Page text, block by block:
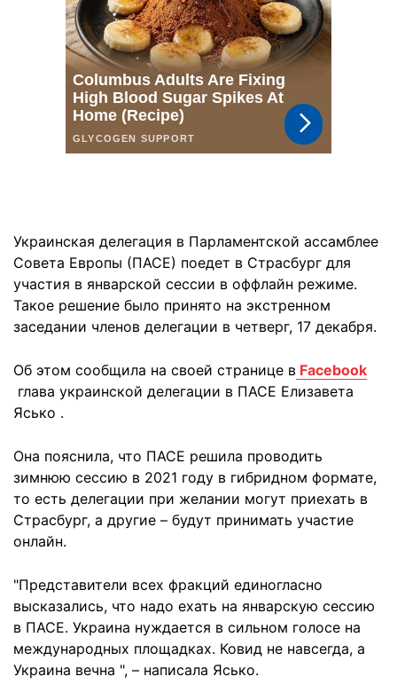
Украинская делегация в Парламентской ассамблее
Совета Европы (ПАСЕ) поедет в Страсбург для
участия в январской сессии в оффлайн режиме.
Такое решение было принято на экстренном
заседании членов делегации в четверг, 17 декабря.
Об этом сообщила на своей странице в Facebook
глава украинской делегации в ПАСЕ Елизавета
Ясько .
Она пояснила, что ПАСЕ решила проводить
зимнюю сессию в 2021 году в гибридном формате,
то есть делегации при желании могут приехать в
Страсбург, а другие – будут принимать участие
онлайн.
"Представители всех фракций единогласно
высказались, что надо ехать на январскую сессию
в ПАСЕ. Украина нуждается в сильном голосе на
международных площадках. Ковид не навсегда, а
Украина вечна ", – написала Ясько.